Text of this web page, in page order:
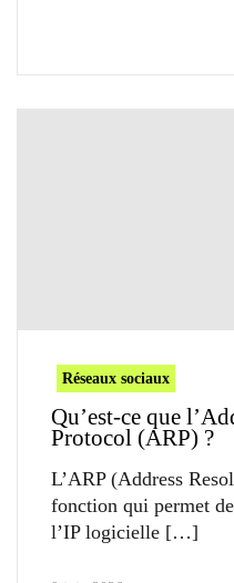
Réseaux sociaux
Qu’est-ce que
Protocol (ARP) ?
L’ARP (Address
fonction qui permet
l’IP logicielle